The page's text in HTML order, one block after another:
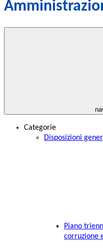
Categorie
Disposizioni
Piano
corruzione